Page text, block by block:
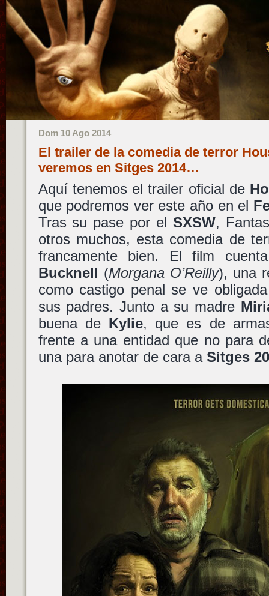
Dom 10 Ago 2014
El trailer de la comedia de terror
veremos en Sitges 2014…
Aquí tenemos el trailer oficial de
que podremos ver este año en el
Tras su pase por elSXSW,
otros muchos, esta comedia de
francamente bien. El film
Bucknell (Morgana O’Reilly), una
como castigo penal se ve
sus padres. Junto a su madre
buena de Kylie, que es de
frente a una entidad que no para
una para anotar de cara a Sitges